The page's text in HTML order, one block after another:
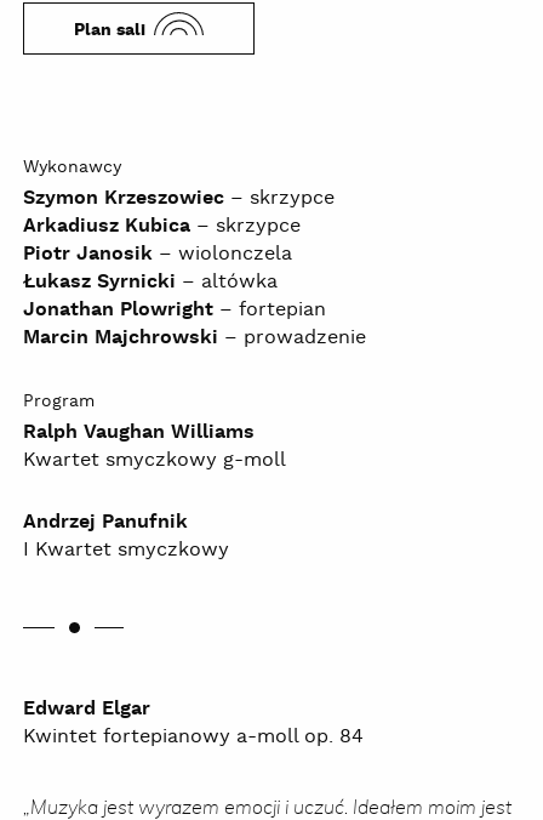
Plan sali
Wykonawcy
Szymon Krzeszowiec – skrzypce
Arkadiusz Kubica – skrzypce
Piotr Janosik – wiolonczela
Łukasz Syrnicki – altówka
Jonathan Plowright – fortepian
Marcin Majchrowski – prowadzenie
Program
Ralph Vaughan Williams
Kwartet smyczkowy g-moll
Andrzej Panufnik
I Kwartet smyczkowy
Edward Elgar
Kwintet fortepianowy a-moll op. 84
„Muzyka jest wyrazem emocji i uczuć. Ideałem moim jest